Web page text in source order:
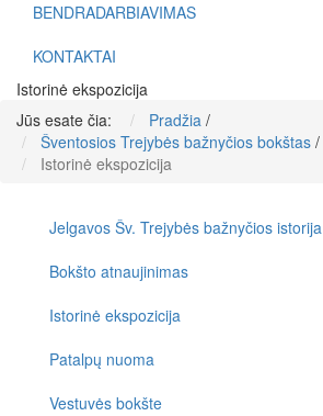
BENDRADARBIAVIMAS
KONTAKTAI
Istorinė ekspozicija
Jūs esate čia:
Pradžia /
Šventosios Trejybės bažnyčios bokštas /
Istorinė ekspozicija
Jelgavos Šv. Trejybės bažnyčios istorija
Bokšto atnaujinimas
Istorinė ekspozicija
Patalpų nuoma
Vestuvės bokšte